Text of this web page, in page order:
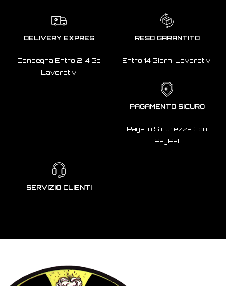
DELIVERY EXPRES
Consegna Entro 2-4 Gg
Lavorativi
RESO GARANTITO
Entro 14 Giorni Lavorativi
PAGAMENTO SICURO
Paga In Sicurezza Con
PayPal
SERVIZIO CLIENTI